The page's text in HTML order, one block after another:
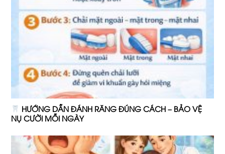
HƯỚNG DẪN ĐÁNH RĂNG ĐÚNG CÁCH – BẢO VỆ
NỤ CƯỜI MỖI NGÀY